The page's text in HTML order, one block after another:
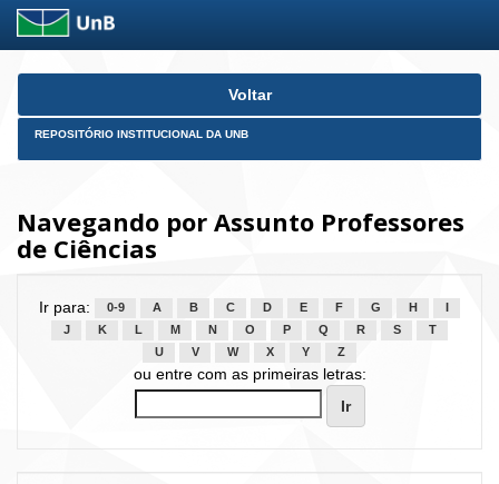
Skip
Voltar
REPOSITÓRIO INSTITUCIONAL DA UNB
Navegando por Assunto Professores
de Ciências
Ir para: 0-9 A B C D E F G H
J
K L M N O P Q R S
T
U
V W X Y Z
ou entre com as primeiras letras: